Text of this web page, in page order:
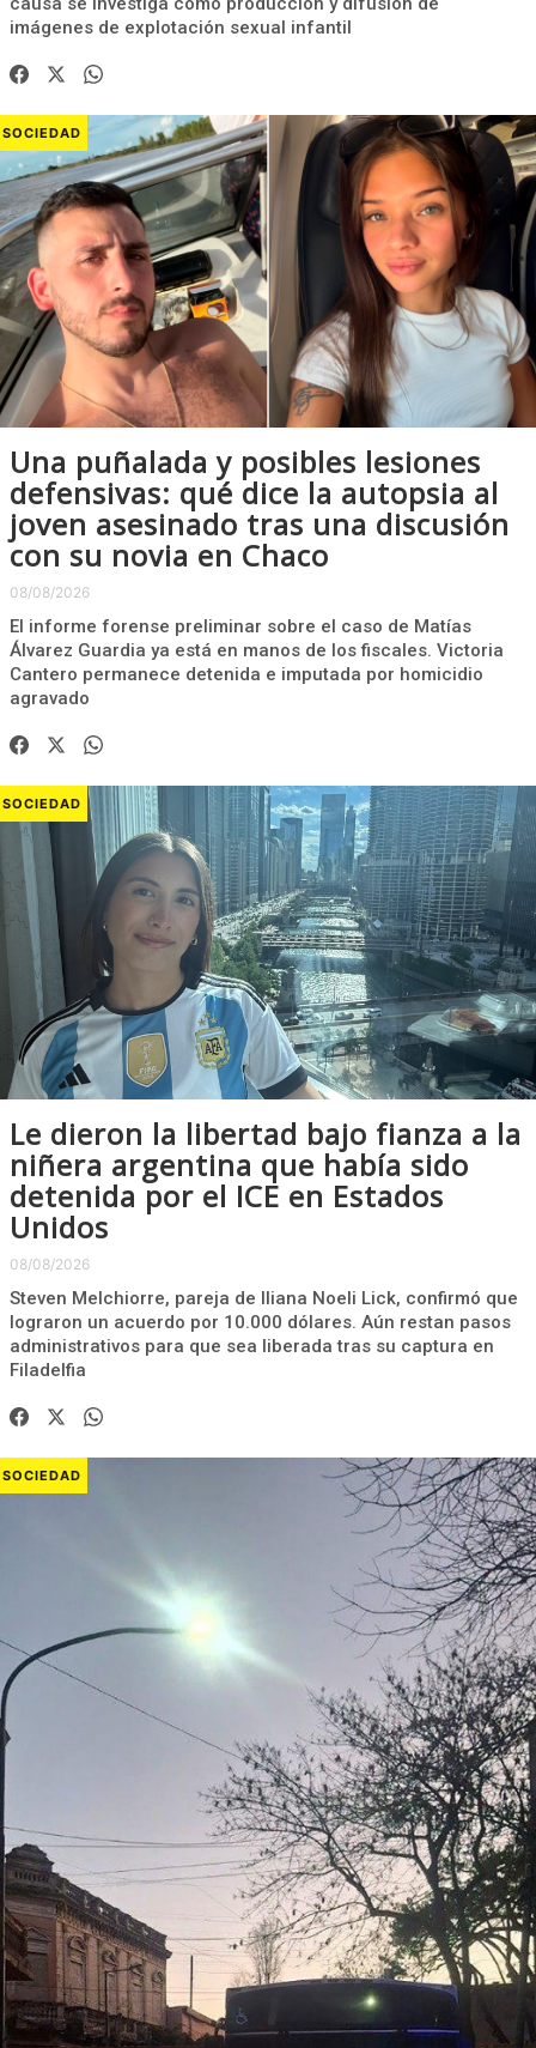
imágenes de explotación sexual infantil
SOCIEDAD
Una puñalada y posibles lesiones
defensivas: qué dice la autopsia al
joven asesinado tras una discusión
con su novia en Chaco
08/08/2026
El informe forense preliminar sobre el caso de Matías
Álvarez Guardia ya está en manos de los fiscales. Victoria
Cantero permanece detenida e imputada por homicidio
agravado
SOCIEDAD
Le dieron la libertad bajo fianza a la
niñera argentina que había sido
detenida por el ICE en Estados
Unidos
08/08/2026
Steven Melchiorre, pareja de Iliana Noeli Lick, confirmó que
lograron un acuerdo por 10.000 dólares. Aún restan pasos
administrativos para que sea liberada tras su captura en
Filadelfia
SOCIEDAD